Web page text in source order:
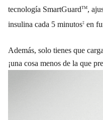
tecnología SmartGuardTM,
insulina cada 5 minutos‡ en
Además, solo tienes que
¡una cosa menos de la que